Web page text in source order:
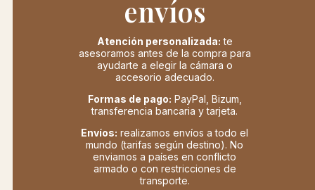
envíos
Atención personalizada: te
asesoramos antes de la compra para
ayudarte a elegir la cámara o
accesorio adecuado.
Formas de pago: PayPal, Bizum,
transferencia bancaria y tarjeta.
Envíos: realizamos envíos a todo el
mundo (tarifas según destino). No
enviamos a países en conflicto
armado o con restricciones de
transporte.